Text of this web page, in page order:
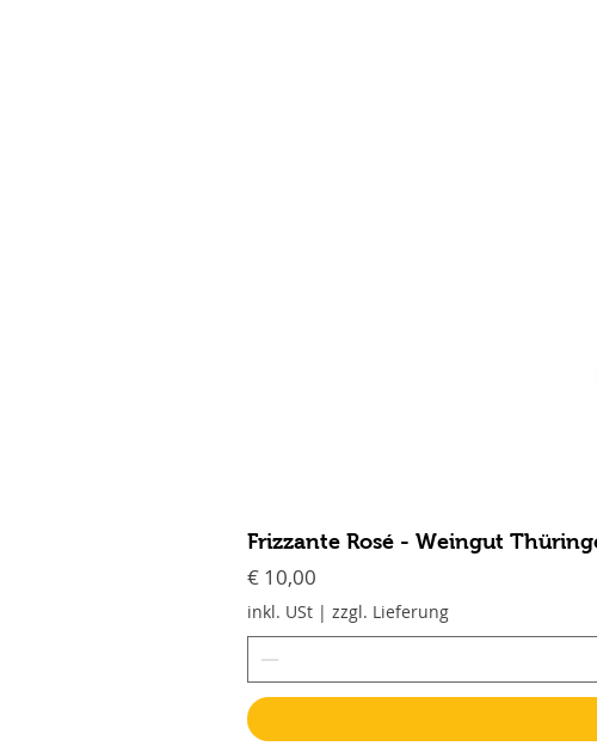
Frizzante Rosé - Weingut
Preis
€ 10,00
inkl. USt | zzgl. Lieferung